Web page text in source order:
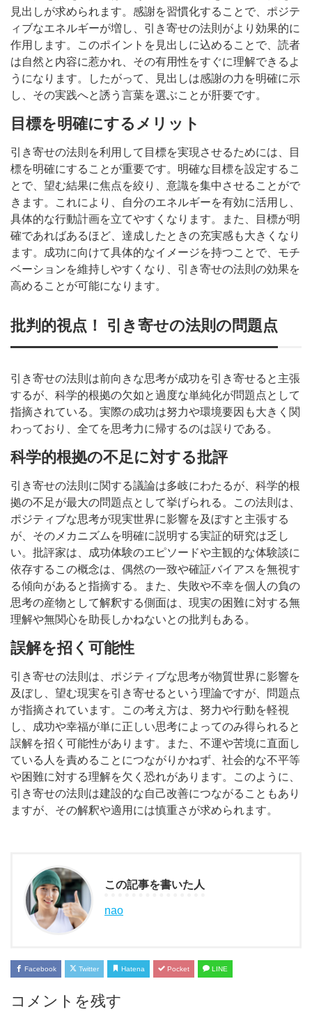
見出しが求められます。感謝を習慣化することで、ポジテ
ィブなエネルギーが増し、引き寄せの法則がより効果的に
作用します。このポイントを見出しに込めることで、読者
は自然と内容に惹かれ、その有用性をすぐに理解できるよ
うになります。したがって、見出しは感謝の力を明確に示
し、その実践へと誘う言葉を選ぶことが肝要です。
目標を明確にするメリット
引き寄せの法則を利用して目標を実現させるためには、目
標を明確にすることが重要です。明確な目標を設定するこ
とで、望む結果に焦点を絞り、意識を集中させることがで
きます。これにより、自分のエネルギーを有効に活用し、
具体的な行動計画を立てやすくなります。また、目標が明
確であればあるほど、達成したときの充実感も大きくなり
ます。成功に向けて具体的なイメージを持つことで、モチ
ベーションを維持しやすくなり、引き寄せの法則の効果を
高めることが可能になります。
批判的視点！ 引き寄せの法則の問題点
引き寄せの法則は前向きな思考が成功を引き寄せると主張
するが、科学的根拠の欠如と過度な単純化が問題点として
指摘されている。実際の成功は努力や環境要因も大きく関
わっており、全てを思考力に帰するのは誤りである。
科学的根拠の不足に対する批評
引き寄せの法則に関する議論は多岐にわたるが、科学的根
拠の不足が最大の問題点として挙げられる。この法則は、
ポジティブな思考が現実世界に影響を及ぼすと主張する
が、そのメカニズムを明確に説明する実証的研究は乏し
い。批評家は、成功体験のエピソードや主観的な体験談に
依存するこの概念は、偶然の一致や確証バイアスを無視す
る傾向があると指摘する。また、失敗や不幸を個人の負の
思考の産物として解釈する側面は、現実の困難に対する無
理解や無関心を助長しかねないとの批判もある。
誤解を招く可能性
引き寄せの法則は、ポジティブな思考が物質世界に影響を
及ぼし、望む現実を引き寄せるという理論ですが、問題点
が指摘されています。この考え方は、努力や行動を軽視
し、成功や幸福が単に正しい思考によってのみ得られると
誤解を招く可能性があります。また、不運や苦境に直面し
ている人を責めることにつながりかねず、社会的な不平等
や困難に対する理解を欠く恐れがあります。このように、
引き寄せの法則は建設的な自己改善につながることもあり
ますが、その解釈や適用には慎重さが求められます。
この記事を書いた人
nao
Facebook Twitter Hatena Pocket LINE
コメントを残す